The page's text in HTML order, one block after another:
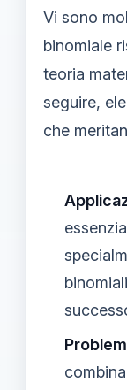
Vi sono
binomiale
teoria
seguire,
che